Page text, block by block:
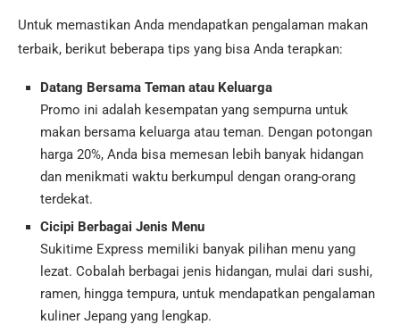
Untuk memastikan Anda mendapatkan pengalaman makan
terbaik, berikut beberapa tips yang bisa Anda terapkan:
Datang Bersama Teman atau Keluarga
Promo ini adalah kesempatan yang sempurna untuk
makan bersama keluarga atau teman. Dengan potongan
harga 20%, Anda bisa memesan lebih banyak hidangan
dan menikmati waktu berkumpul dengan orang-orang
terdekat.
Cicipi Berbagai Jenis Menu
Sukitime Express memiliki banyak pilihan menu yang
lezat. Cobalah berbagai jenis hidangan, mulai dari sushi,
ramen, hingga tempura, untuk mendapatkan pengalaman
kuliner Jepang yang lengkap.